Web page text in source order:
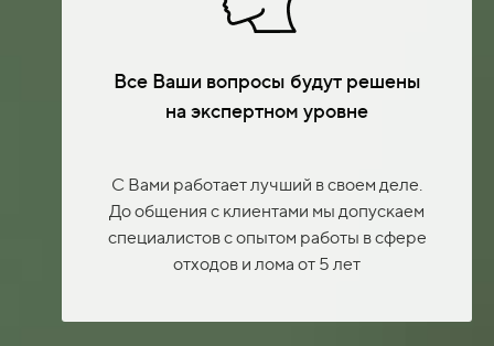
Все Ваши вопросы будут решены
на экспертном уровне
С Вами работает лучший в своем деле.
До общения с клиентами мы допускаем
специалистов с опытом работы в сфере
отходов и лома от 5 лет